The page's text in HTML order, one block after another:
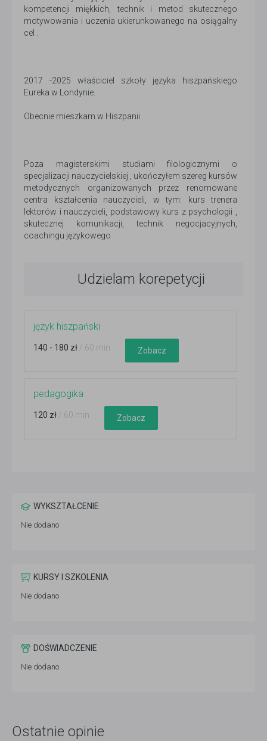
kompetencji miękkich, technik i metod skutecznego
motywowania i uczenia ukierunkowanego na osiągalny
cel .
2017 -2025 właściciel szkoły języka hiszpańskiego
Eureka w Londynie.
Obecnie mieszkam w Hiszpanii
Poza magisterskimi studiami filologicznymi o
specjalizacji nauczycielskiej , ukończyłem szereg kursów
metodycznych organizowanych przez renomowane
centra kształcenia nauczycieli, w tym: kurs trenera
lektorów i nauczycieli, podstawowy kurs z psychologii ,
skutecznej komunikacji, technik negocjacyjnych,
coachingu językowego
Udzielam korepetycji
język hiszpański
140 - 180 zł / 60 min Zobacz
pedagogika
120 zł / 60 min Zobacz
WYKSZTAŁCENIE
Nie dodano
KURSY I SZKOLENIA
Nie dodano
DOŚWIADCZENIE
Nie dodano
Ostatnie opinie